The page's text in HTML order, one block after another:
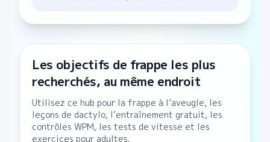
Les objectifs de frappe les plus
recherchés, au même endroit
Utilisez ce hub pour la frappe à l’aveugle, les
leçons de dactylo, l’entraînement gratuit, les
contrôles WPM, les tests de vitesse et les
exercices pour adultes.